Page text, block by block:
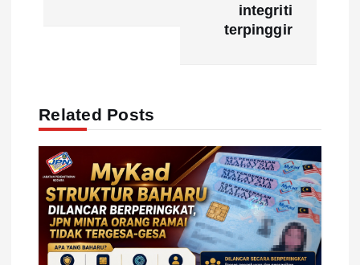
v
g
a
integriti
terpinggir
Related Posts